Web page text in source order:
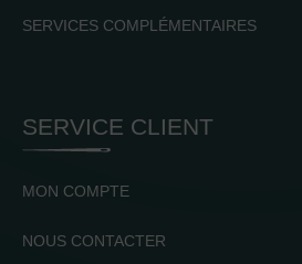
SERVICES COMPLÉMENTAIRES
SERVICE CLIENT
MON COMPTE
NOUS CONTACTER